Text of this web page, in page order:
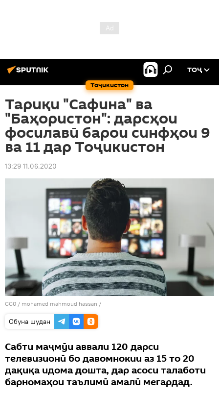
Тоҷикистон
ТОҶ
Тариқи "Сафина" ва
"Баҳористон": дарсҳои
фосилавӣ барои синфҳои 9
ва 11 дар Тоҷикистон
13:29 11.06.2020
CC0 / mohamed mahmoud hassan /
Обуна шудан
Сабти маҷмӯи аввали 120 дарси
телевизионӣ бо давомнокии аз 15 то 20
дақиқа идома дошта, дар асоси талаботи
барномаҳои таълимӣ амалӣ мегардад.